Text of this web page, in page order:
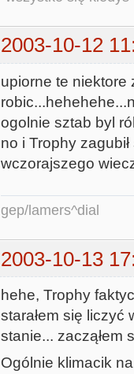
2003-10-12
upiorne te niektore
ogolnie sztab byl
no i Trophy
wczorajszego
gep/lamers^dial
2003-10-13
hehe, Trophy
starałem się liczyć
stanie... zacząłem
Ogólnie klimacik